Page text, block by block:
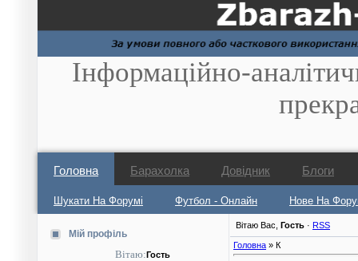
Інформаційно-
Головна
Шукати На Форумі Футбол - Онлайн Нове На
Барахолка Довідник Блоги
Мій профіль
Вітаю:Гость
Вітаю Вас Гость · RSS
Головна » К